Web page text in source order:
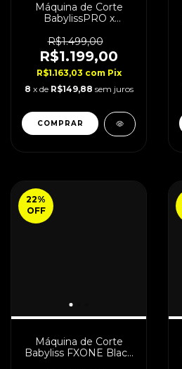
Máquina de Corte
BabylissPRO x
R$1.499,00
R$1.199,00
R$1.163,03 com Pix
8 x de R$149,88 sem juros
COMPRAR
22%
OFF
Máquina de Corte
Babyliss FXONE Black